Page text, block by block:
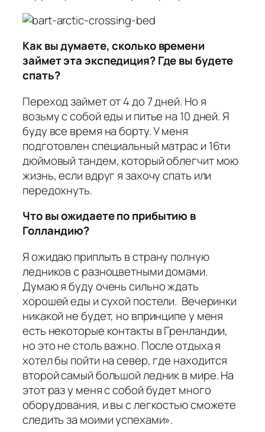
Как вы думаете, сколько времени
займет эта экспедиция? Где вы будете
спать?
Переход займет от 4 до 7 дней. Но я
возьму с собой еды и питье на 10 дней. Я
буду все время на борту. У меня
подготовлен специальный матрас и 16ти
дюймовый тандем, который облегчит мою
жизнь, если вдруг я захочу спать или
передохнуть.
Что вы ожидаете по прибытию в
Голландию?
Я ожидаю приплыть в страну полную
ледников с разноцветными домами.
Думаю я буду очень сильно ждать
хорошей еды и сухой постели. Вечеринки
никакой не будет, но впринципе у меня
есть некоторые контакты в Гренландии,
но это не столь важно. После отдыха я
хотел бы пойти на север, где находится
второй самый большой ледник в мире. На
этот раз у меня с собой будет много
оборудования, и вы с легкостью сможете
следить за моими успехами».